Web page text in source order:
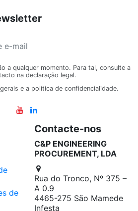
a qualquer momento. Para tal, consulte a
na declaração legal.
e a política de confidencialidade.
de
Contacte-nos
C&P ENGINEERING
PROCUREMENT, LDA
Rua do Tronco, Nº 375 –
A 0.9
4465-275 São Mamede
Infesta